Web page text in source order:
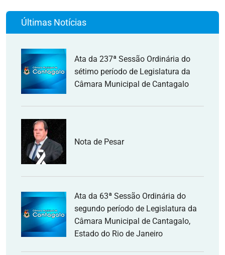
Últimas Notícias
Ata da 237ª Sessão Ordinária do
sétimo período de Legislatura da
Câmara Municipal de Cantagalo
Nota de Pesar
Ata da 63ª Sessão Ordinária do
segundo período de Legislatura da
Câmara Municipal de Cantagalo,
Estado do Rio de Janeiro